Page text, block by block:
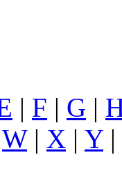
| F | G |
W| X | Y|